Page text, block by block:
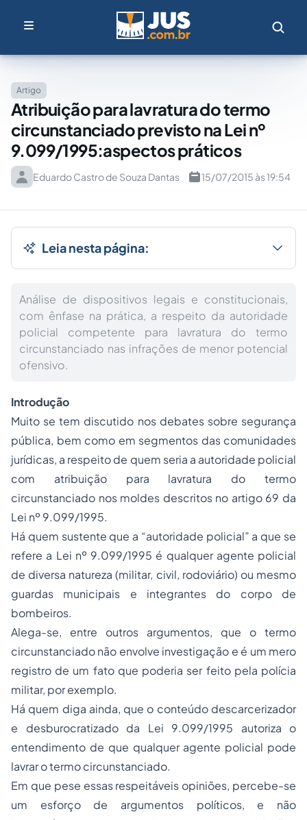
Artigo
Atribuição para lavratura do termo
circunstanciado previsto na Lei nº
9.099/1995:aspectos práticos
Eduardo Castro de Souza Dantas 15/07/2015 às 19:54
Leia nesta página:
Análise de dispositivos legais e constitucionais,
com ênfase na prática, a respeito da autoridade
policial competente para lavratura do termo
circunstanciado nas infrações de menor potencial
ofensivo.
Introdução
Muito se tem discutido nos debates sobre segurança
pública, bem como em segmentos das comunidades
jurídicas, a respeito de quem seria a autoridade policial
com atribuição para lavratura do termo
circunstanciado nos moldes descritos no artigo 69 da
Lei nº 9.099/1995.
Há quem sustente que a “autoridade policial” a que se
refere a Lei nº 9.099/1995 é qualquer agente policial
de diversa natureza (militar, civil, rodoviário) ou mesmo
guardas municipais e integrantes do corpo de
bombeiros.
Alega-se, entre outros argumentos, que o termo
circunstanciado não envolve investigação e é um mero
registro de um fato que poderia ser feito pela polícia
militar, por exemplo.
Há quem diga ainda, que o conteúdo descarcerizador
e desburocratizado da Lei 9.099/1995 autoriza o
entendimento de que qualquer agente policial pode
lavrar o termo circunstanciado.
Em que pese essas respeitáveis opiniões, percebe-se
um esforço de argumentos políticos, e não